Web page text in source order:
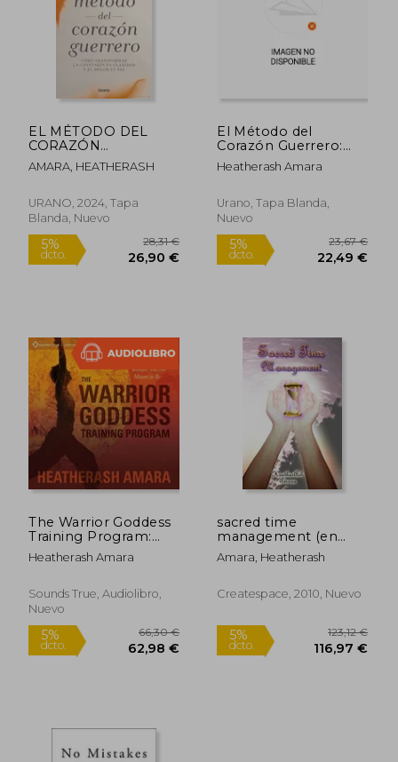
5%
dcto.
19,99 €
18,99 €
5%
dcto.
EL MÉTODO DEL
CORAZÓN
GUERRERO
AMARA, HEATHERASH
URANO, 2024, Tapa
Blanda, Nuevo
El Método del
Corazón Guerrero:
Cómo Transformar la
Confusión en Claridad
Heatherash Amara
Urano, Tapa Blanda,
Nuevo
The Warrior Goddess
Training Program:
Becoming the
Woman you are
True Audio Learning
Course) (Audiolibro)
Heatherash Amara
Sounds True, Audiolibro,
Nuevo
sacred time
management (en
Inglés)
Amara, Heatherash
Createspace, 2010, Nuevo